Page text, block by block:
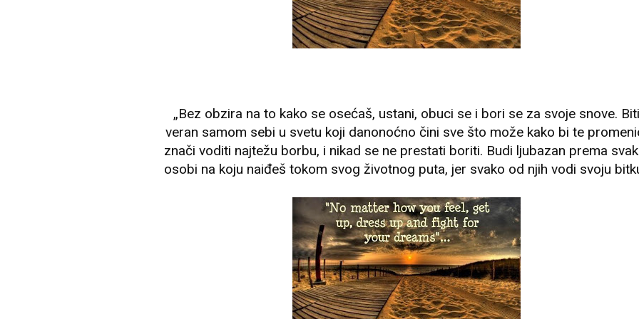
„Bez obzira na to kako se osećaš, ustani, obuci se i bori se za svoje snove. Biti
veran samom sebi u svetu koji danonoćno čini sve što može kako bi te
znači voditi najtežu borbu, i nikad se ne prestati boriti. Budi ljubazan prema
osobi na koju naiđeš tokom svog životnog puta, jer svako od njih vodi svoju